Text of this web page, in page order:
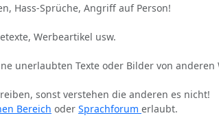
Hass-Sprüche, Angriff auf Person!
Werbeartikel usw.
unerlaubten Texte oder Bilder von anderen
sonst verstehen die anderen es nicht!
Bereich oder Sprachforum erlaubt.